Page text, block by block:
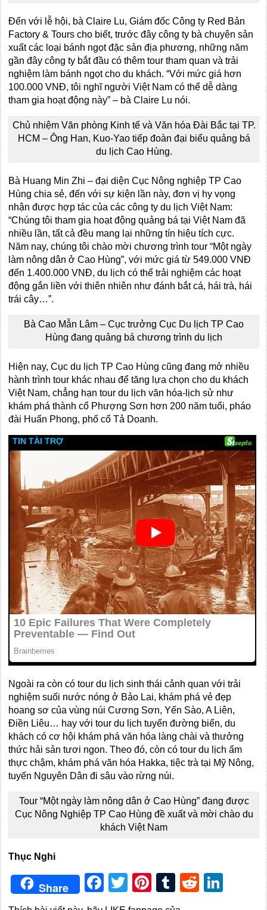
Đến với lễ hội, bà Claire Lu, Giám đốc Công ty Red Bản
Factory & Tours cho biết, trước đây công ty bà chuyên sản
xuất các loại bánh ngọt đặc sản địa phương, những năm
gần đây công ty bắt đầu có thêm tour tham quan và trải
nghiệm làm bánh ngọt cho du khách. “Với mức giá hơn
100.000 VNĐ, tôi nghĩ người Việt Nam có thể dễ dàng
tham gia hoạt động này” – bà Claire Lu nói.
Chủ nhiệm Văn phòng Kinh tế và Văn hóa Đài Bắc tại TP.
HCM – Ông Han, Kuo-Yao tiếp đoàn đại biểu quảng bá
du lịch Cao Hùng.
Bà Huang Min Zhi – đại diện Cục Nông nghiệp TP Cao
Hùng chia sẻ, đến với sự kiện lần này, đơn vị hy vọng
nhận được hợp tác của các công ty du lịch Việt Nam:
“Chúng tôi tham gia hoạt động quảng bá tại Việt Nam đã
nhiều lần, tất cả đều mang lại những tín hiệu tích cực.
Năm nay, chúng tôi chào mời chương trình tour “Một ngày
làm nông dân ở Cao Hùng”, với mức giá từ 549.000 VNĐ
đến 1.400.000 VNĐ, du lịch có thể trải nghiệm các hoạt
động gắn liền với thiên nhiên như đánh bắt cá, hái trà, hái
trái cây…”.
Bà Cao Mẫn Lâm – Cục trưởng Cục Du lịch TP Cao
Hùng đang quảng bá chương trình du lịch
Hiện nay, Cục du lịch TP Cao Hùng cũng đang mở nhiều
hành trình tour khác nhau để tăng lựa chọn cho du khách
Việt Nam, chẳng hạn tour du lịch văn hóa-lịch sử như
khám phá thành cổ Phượng Sơn hơn 200 năm tuổi, pháo
đài Huấn Phong, phố cổ Tả Doanh.
Ngoài ra còn có tour du lịch sinh thái cảnh quan với trải
nghiệm suối nước nóng ở Bảo Lai, khám phá vẻ đẹp
hoang sơ của vùng núi Cương Sơn, Yến Sào, A Liên,
Điền Liêu… hay với tour du lịch tuyến đường biển, du
khách có cơ hội khám phá văn hóa làng chài và thưởng
thức hải sản tươi ngon. Theo đó, còn có tour du lịch ẩm
thực chậm, khám phá văn hóa Hakka, tiệc trà tại Mỹ Nông,
tuyến Nguyên Dân đi sâu vào rừng núi.
Tour “Một ngày làm nông dân ở Cao Hùng” đang được
Cục Nông Nghiệp TP Cao Hùng đề xuất và mời chào du
khách Việt Nam
Thục Nghi
Share Facebook
TwitterPinterest
TumblrReddit